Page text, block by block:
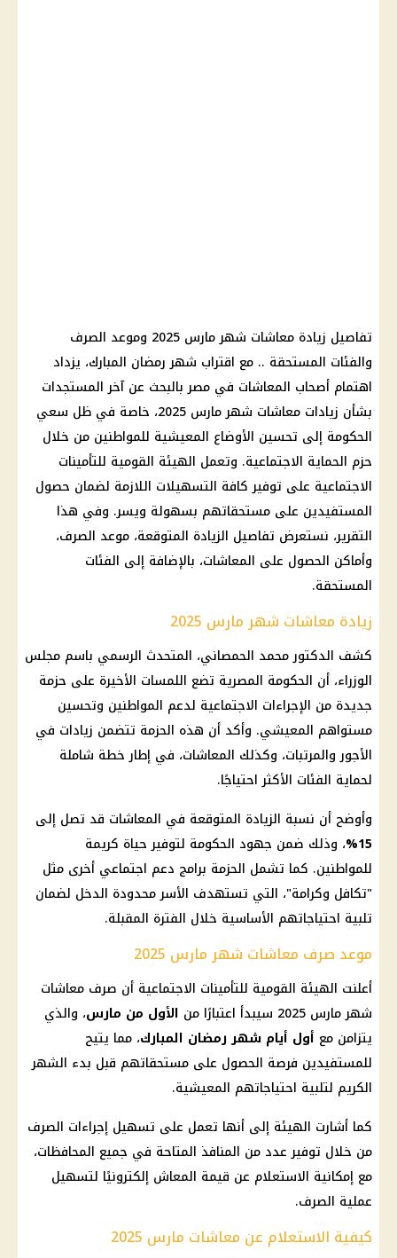
تفاصيل زيادة معاشات شهر مارس 2025
وموعد الصرف
والفئات المستحقة .. مع اقتراب شهر رمضان المبارك، يزداد
اهتمام أصحاب المعاشات في مصربالبحث عن آخر المستجدات
بشأن زيادات معاشات شهر مارس 2025
، خاصة في ظل سعي
الحكومة إلى تحسين الأوضاع المعيشية للمواطنين من خلال
حزم الحماية الاجتماعية. وتعمل الهيئة القومية للتأمينات
الاجتماعية على توفير كافة التسهيلات اللازمة لضمان حصول
المستفيدين على مستحقاتهم بسهولة ويسر. وفي هذا
التقرير، نستعرض تفاصيل الزيادة المتوقعة، موعد الصرف،
وأماكن الحصول على المعاشات، بالإضافة إلى الفئات
المستحقة.
زيادة معاشات شهر مارس 2025
كشف الدكتور محمد الحمصاني، المتحدث الرسمي باسم مجلس
الوزراء، أن الحكومة المصرية تضع اللمسات الأخيرة على حزمة
جديدة من الإجراءات الاجتماعية لدعم المواطنين وتحسين
مستواهم المعيشي. وأكد أن هذه الحزمة تتضمن زيادات في
الأجوروالمرتبات، وكذلك المعاشات، في إطار خطة شاملة
لحماية الفئات الأكثر احتياجًا.
وأوضح أن نسبة الزيادة المتوقعة في المعاشات قد تصل إلى
15% ، وذلك ضمن جهود الحكومة لتوفير حياة كريمة
للمواطنين. كما تشمل الحزمة برامج دعم اجتماعي أخرى مثل
"تكافل وكرامة"، التي تستهدف الأسر محدودة الدخل لضمان
تلبية احتياجاتهم الأساسية خلال الفترة المقبلة.
موعد صرف معاشات شهر مارس 2025
أعلنت الهيئة القومية للتأمينات الاجتماعية أن صرف معاشات
شهر مارس 2025
سيبدأ اعتبارًا من الأول من مارس، والذي
يتزامن مع أول أيام شهر رمضان المبارك، مما يتيح
للمستفيدين فرصة الحصول على مستحقاتهم قبل بدء الشهر
الكريم لتلبية احتياجاتهم المعيشية.
كما أشارت الهيئة إلى أنها تعمل على تسهيل إجراءات الصرف
من خلال توفير عدد من المنافذ المتاحة في جميع المحافظات،
مع إمكانية الاستعلام عن قيمة المعاش إلكترونيًا لتسهيل
عملية الصرف.
كيفية الاستعلام عن معاشات مارس 2025